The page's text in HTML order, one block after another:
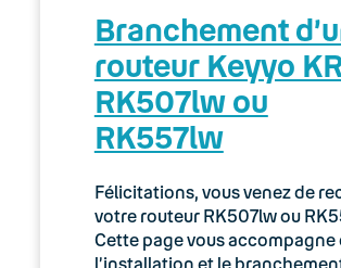
Branchement
routeur Keyyo
RK507lw ou
RK557lw
Félicitations, vous venez de
votre routeur RK507lw ou
Cette page vous accompagne
l’installation et le